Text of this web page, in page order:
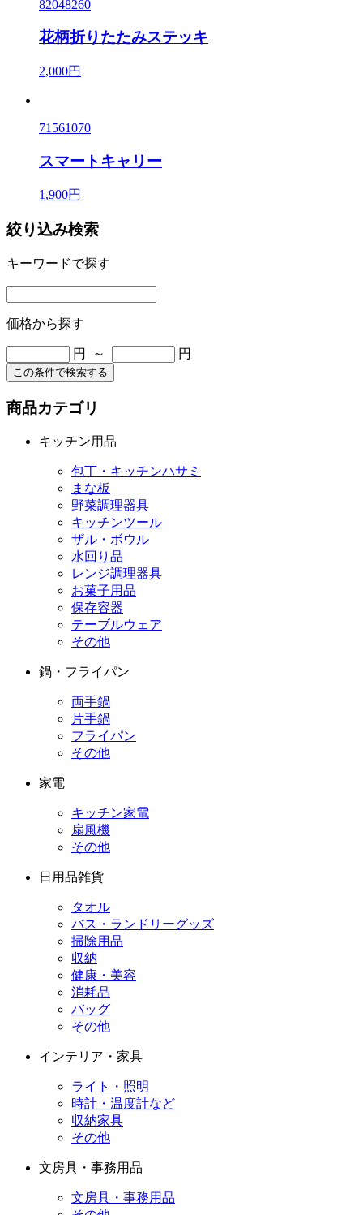
82048260
花柄折りたたみステッキ
2,000円
71561070
スマートキャリー
1,900円
絞り込み検索
キーワードで探す
価格から探す
円 ～ 円
この条件で検索する
商品カテゴリ
キッチン用品
包丁・キッチンハサミ
まな板
野菜調理器具
キッチンツール
ザル・ボウル
水回り品
レンジ調理器具
お菓子用品
保存容器
テーブルウェア
その他
鍋・フライパン
両手鍋
片手鍋
フライパン
その他
家電
キッチン家電
扇風機
その他
日用品雑貨
タオル
バス・ランドリーグッズ
掃除用品
収納
健康・美容
消耗品
バッグ
その他
インテリア・家具
ライト・照明
時計・温度計など
収納家具
その他
文房具・事務用品
文房具・事務用品